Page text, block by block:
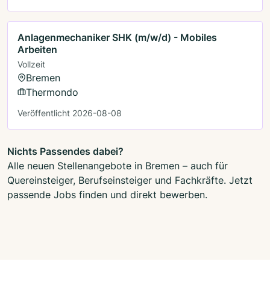
Anlagenmechaniker SHK (m/w/d) - Mobiles
Arbeiten
Vollzeit
Bremen
Thermondo
Veröffentlicht 2026-08-08
Nichts Passendes dabei?
Alle neuen Stellenangebote in Bremen – auch für
Quereinsteiger, Berufseinsteiger und Fachkräfte. Jetzt
passende Jobs finden und direkt bewerben.